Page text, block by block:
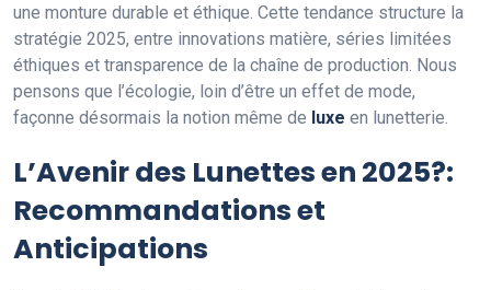
une monture durable et éthique. Cette tendance structure la
stratégie 2025, entre innovations matière, séries limitées
éthiques et transparence de la chaîne de production. Nous
pensons que l’écologie, loin d’être un effet de mode,
façonne désormais la notion même de luxe en lunetterie.
L’Avenir des Lunettes en 2025?:
Recommandations et
Anticipations